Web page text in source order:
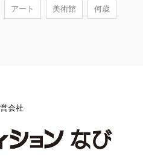
アート 美術館 何歳
会社